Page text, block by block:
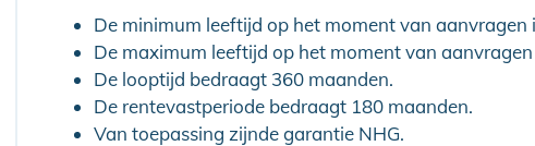
De minimum leeftijd op het moment van aanvragen
De maximum leeftijd op het moment van aanvragen
De looptijd bedraagt 360 maanden.
De rentevastperiode bedraagt 180 maanden.
Van toepassing zijnde garantie NHG.